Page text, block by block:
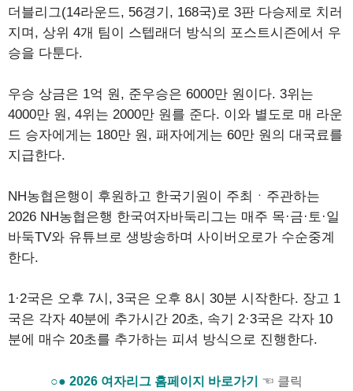
더블리그(14라운드, 56경기, 168국)로 3판 다승제로 치러
지며, 상위 4개 팀이 스텝래더 방식의 포스트시즌에서 우
승을 다툰다.
우승 상금은 1억 원, 준우승은 6000만 원이다. 3위는
4000만 원, 4위는 2000만 원를 준다. 이와 별도로 매 라운
드 승자에게는 180만 원, 패자에게는 60만 원의 대국료를
지급한다.
NH농협은행이 후원하고 한국기원이 주최ㆍ주관하는
2026 NH농협은행 한국여자바둑리그는 매주 목·금·토·일
바둑TV와 유튜브로 생방송하며 사이버오로가 수순중계
한다.
1·2국은 오후 7시, 3국은 오후 8시 30분 시작한다. 장고 1
국은 각자 40분에 추가시간 20초, 속기 2·3국은 각자 10
분에 매수 20초를 추가하는 피셔 방식으로 진행한다.
○● 2026 여자리그 홈페이지 바로가기 ☜ 클릭